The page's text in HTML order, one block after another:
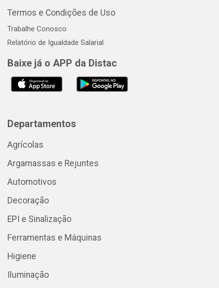
Termos e Condições de Uso
Trabalhe Conosco
Relatório de Igualdade Salarial
Baixe já o APP da Distac
Departamentos
Agrícolas
Argamassas e Rejuntes
Automotivos
Decoração
EPI e Sinalização
Ferramentas e Máquinas
Higiene
Iluminação